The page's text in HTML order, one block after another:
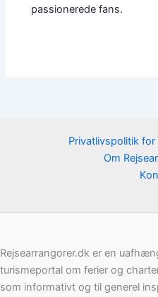
passionerede fans.
Privatlivspolitik for
Om
Rejsearrangorer.dk er en
turismeportal om ferier og
som informativt og til generel